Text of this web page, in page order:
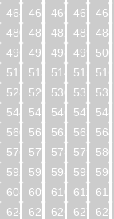
464
465 466 467 468
480
481 482 483 484
496
497 498 499 500
512
513 514 515 516
528
529 530 531 532
544
545 546 547 548
560
561 562 563 564
576
577 578 579 580
592
593 594 595 596
608
609 610 611 612
624
625 626 627 628